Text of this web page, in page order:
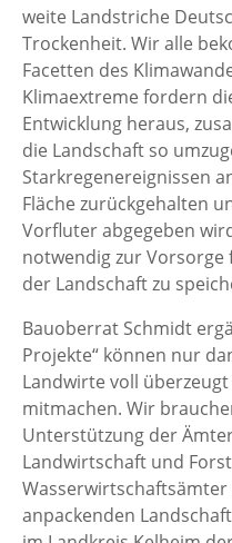
weite Landstriche
Trockenheit. Wir alle
Facetten des
Klimaextreme fordern
Entwicklung heraus,
die Landschaft so
Starkregenereignissen
Fläche zurückgehalten
Vorfluter abgegeben
notwendig zur Vorsorge
der Landschaft zu
Bauoberrat Schmidt
Projekte“ können nur
Landwirte voll
mitmachen. Wir
Unterstützung der
Landwirtschaft und
anpackenden